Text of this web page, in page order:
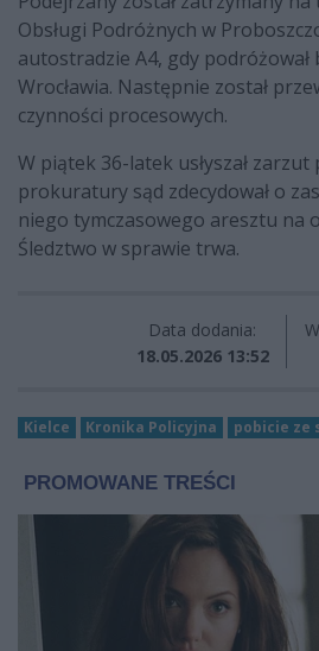
Obsługi Podróżnych w
autostradzie A4, gdy
Wrocławia. Następnie został
czynności procesowych.
W piątek 36-latek usłyszał
prokuratury sąd zdecydował o
niego tymczasowego aresztu na
Śledztwo w sprawie trwa.
Data dodania:
18.05.2026 13:52
Kielce Kronika Policyjna pobicie ze